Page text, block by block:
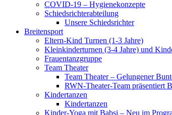
COVID-19 – Hygienekonzepte
Schiedsrichterabteilung
Unsere Schiedsrichter
Breitensport
Eltern-Kind Turnen (1-3 Jahre)
Kleinkinderturnen (3-4 Jahre) und
Frauentanzgruppe
Team Theater
Team Theater – Gelungener
RWN-Theater-Team präsentiert
Kindertanzen
Kindertanzen
Kinder-Yoga mit Babsi – Neu im